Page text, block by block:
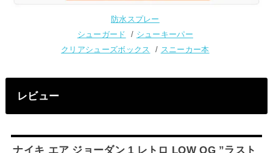
防水スプレー
シューガード
/ シューキーパー
クリアシューズボックス
/ スニーカー本
レビュー
ナイキ エア ジョーダン 1 レトロ LOW OG ”ラスト